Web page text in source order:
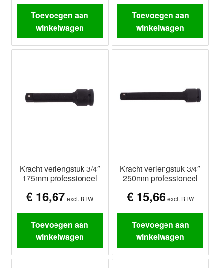
Toevoegen aan
winkelwagen
Toevoegen aan
winkelwagen
Kracht verlengstuk 3/4″
175mm professioneel
€ 16,67 excl. BTW
Toevoegen aan
winkelwagen
Kracht verlengstuk 3/4″
250mm professioneel
€15,66 excl. BTW
Toevoegen aan
winkelwagen